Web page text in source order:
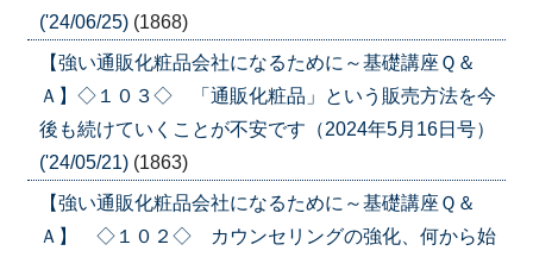
('24/06/25) (1868)
【強い通販化粧品会社になるために～基礎講座Ｑ＆
Ａ】◇１０３◇ 「通販化粧品」という販売方法を今
後も続けていくことが不安です（2024年5月16日号）
('24/05/21) (1863)
【強い通販化粧品会社になるために～基礎講座Ｑ＆
Ａ】 ◇１０２◇ カウンセリングの強化、何から始